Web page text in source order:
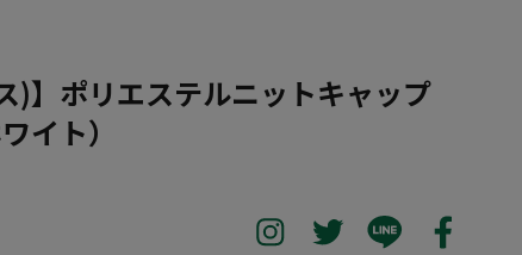
)】ポリエステルニットキャップ
イト）